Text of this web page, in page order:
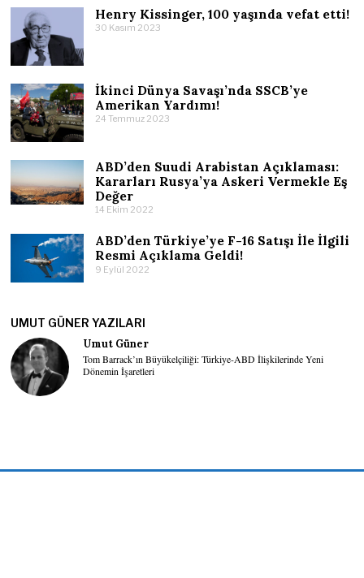
Henry Kissinger, 100 yaşında vefat etti!
30 Kasım 2023
İkinci Dünya Savaşı’nda SSCB’ye
Amerikan Yardımı!
24 Temmuz 2023
ABD’den Suudi Arabistan Açıklaması:
Kararları Rusya’ya Askeri Vermekle Eş
Değer
14 Ekim 2022
ABD’den Türkiye’ye F-16 Satışı İle İlgili
Resmi Açıklama Geldi!
9 Eylül 2022
UMUT GÜNER YAZILARI
Umut Güner
Tom Barrack’ın Büyükelçiliği: Türkiye-ABD İlişkilerinde Yeni
Dönemin İşaretleri